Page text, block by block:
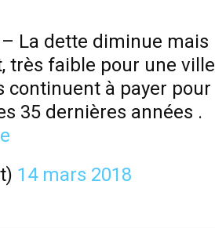
La dette diminue mais
très faible pour une ville
continuent à payer pour
35 dernières années .
14 mars 2018